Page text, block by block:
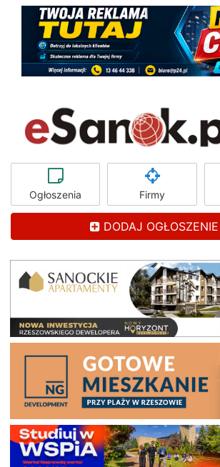
Ogłoszenia Firmy
DODAJ OGŁOSZENIE